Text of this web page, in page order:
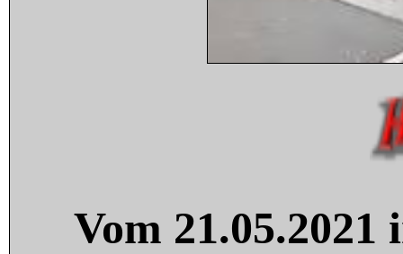
Vom